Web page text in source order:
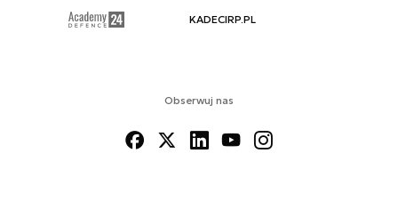
Obserwuj nas
KADECIRP.PL